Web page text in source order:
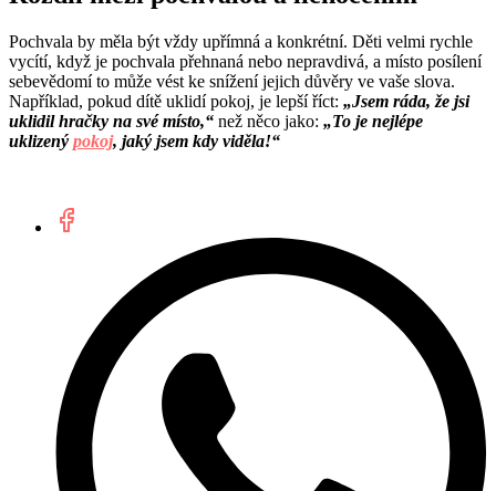
Pochvala by měla být vždy upřímná a konkrétní. Děti velmi rychle
vycítí, když je pochvala přehnaná nebo nepravdivá, a místo posílení
sebevědomí to může vést ke snížení jejich důvěry ve vaše slova.
Například, pokud dítě uklidí pokoj, je lepší říct: „Jsem ráda, že jsi
uklidil hračky na své místo,“ než něco jako: „To je nejlépe
uklizený pokoj, jaký jsem kdy viděla!“